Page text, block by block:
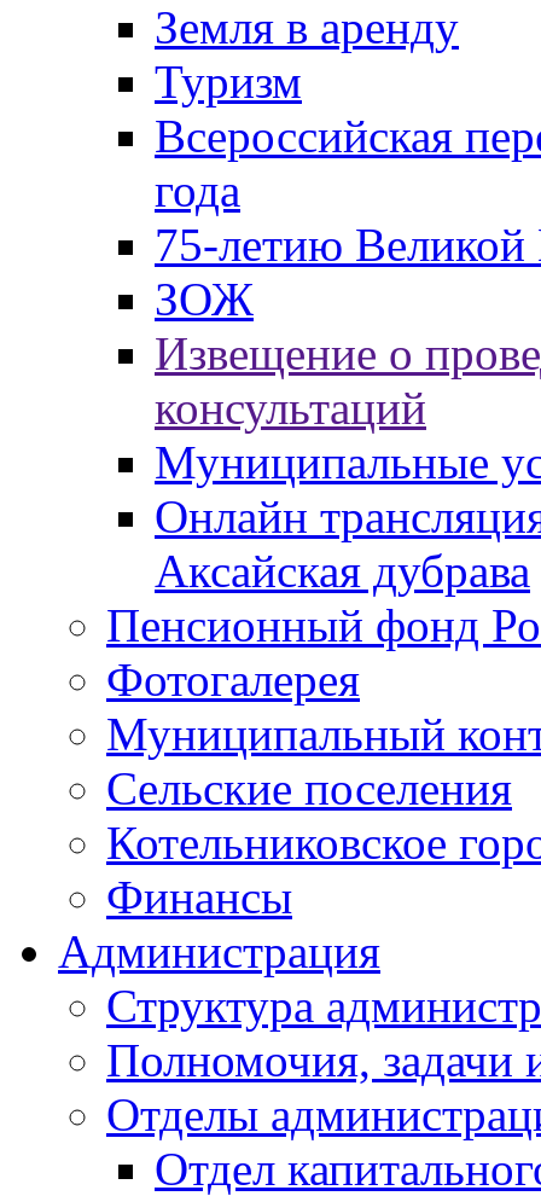
Земля в аренду
Туризм
Всероссийская
года
75-летию
ЗОЖ
Извещение о
консультаций
Муниципальные
Онлайн
Аксайская дубрава
Пенсионный фонд
Фотогалерея
Муниципальный
Сельские поселения
Котельниковское
Финансы
Администрация
Структура
Полномочия, задачи
Отделы
Отдел